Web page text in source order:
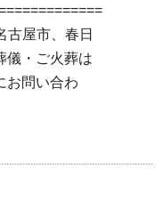
古屋市、春日
儀・ご火葬は
お問い合わ